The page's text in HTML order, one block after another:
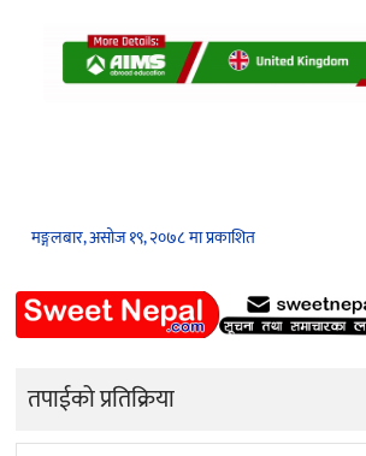
मङ्गलबार, असोज १९, २०७८ मा प्रकाशित
तपाईको प्रतिक्रिया